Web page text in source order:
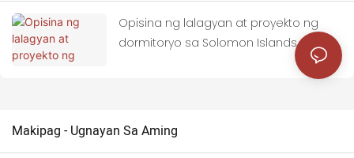
Opisina ng lalagyan at proyekto ng
dormitoryo sa Solomon Islands
Makipag - Ugnayan Sa Aming